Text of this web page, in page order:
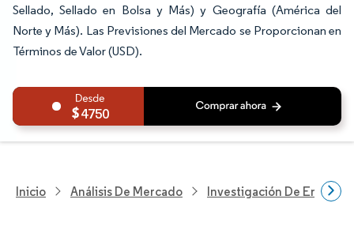
Sellado, Sellado en Bolsa y Más) y Geografía (América del
Norte y Más). Las Previsiones del Mercado se Proporcionan en
Términos de Valor (USD).
4750
Inicio Análisis De Mercado Investigación De Envases